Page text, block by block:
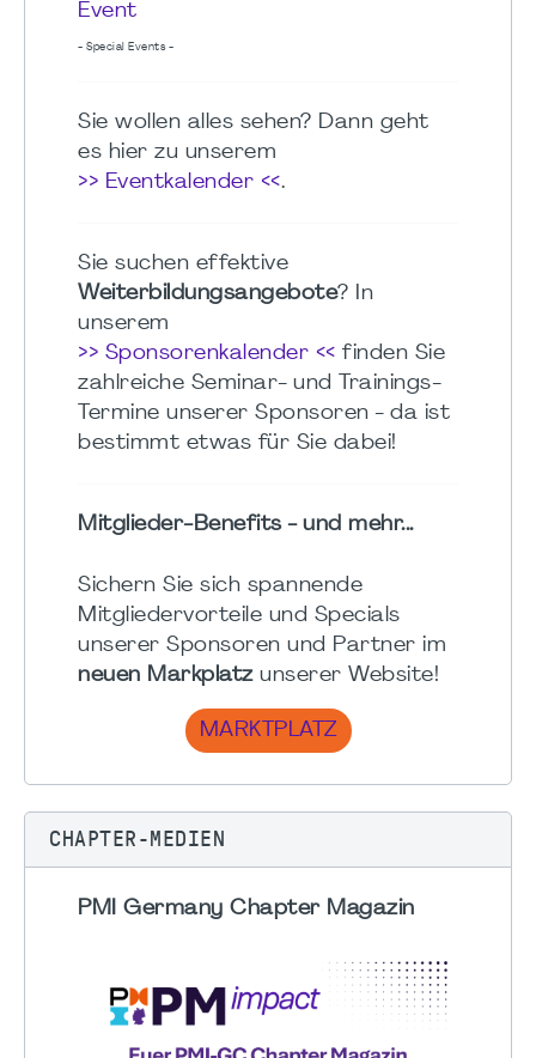
Event
- Special Events -
Sie wollen alles sehen? Dann geht
es hier zu unserem
>> Eventkalender <<.
Sie suchen effektive
Weiterbildungsangebote? In
unserem
>> Sponsorenkalender << finden Sie
zahlreiche Seminar- und Trainings-
Termine unserer Sponsoren - da ist
bestimmt etwas für Sie dabei!
Mitglieder-Benefits - und mehr...
Sichern Sie sich spannende
Mitgliedervorteile und Specials
unserer Sponsoren und Partner im
neuen Markplatzunserer Website!
MARKTPLATZ
CHAPTER-MEDIEN
PMI Germany Chapter Magazin